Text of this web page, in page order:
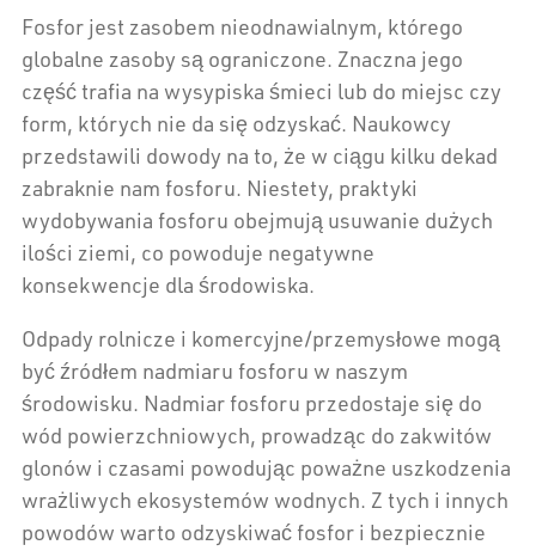
Fosfor jest zasobem nieodnawialnym, którego
globalne zasoby są ograniczone. Znaczna jego
część trafia na wysypiska śmieci lub do miejsc czy
form, których nie da się odzyskać. Naukowcy
przedstawili dowody na to, że w ciągu kilku dekad
zabraknie nam fosforu. Niestety, praktyki
wydobywania fosforu obejmują usuwanie dużych
ilości ziemi, co powoduje negatywne
konsekwencje dla środowiska.
Odpady rolnicze i komercyjne/przemysłowe mogą
być źródłem nadmiaru fosforu w naszym
środowisku. Nadmiar fosforu przedostaje się do
wód powierzchniowych, prowadząc do zakwitów
glonów i czasami powodując poważne uszkodzenia
wrażliwych ekosystemów wodnych. Z tych i innych
powodów warto odzyskiwać fosfor i bezpiecznie